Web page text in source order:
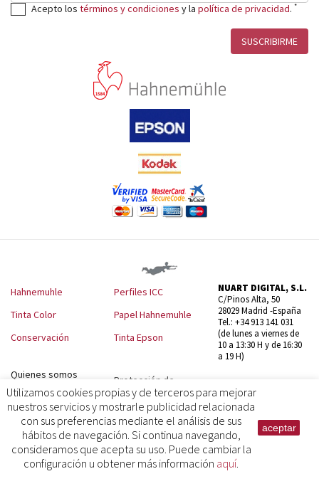
Acepto los términos y condiciones y la política de privacidad. *
Hahnemuhle
Tinta Color
Conservación
Perfiles ICC
Papel Hahnemuhle
Tinta Epson
Quienes somos
Contáctenos
Términos y
Condiciones
Aviso legal
Protección de
datos
Política de
privacidad
Política de cookies
NUART DIGITAL, S.L.
C/Pinos Alta, 50
28029 Madrid -España
Tel.: +34 913 141 031
(de lunes a viernes de
10 a 13:30 H y de 16:30
a 19 H)
Utilizamos cookies propias y de terceros para mejorar
nuestros servicios y mostrarle publicidad relacionada
con sus preferencias mediante el análisis de sus
hábitos de navegación. Si continua navegando,
consideramos que acepta su uso. Puede cambiar la
configuración u obtener más información aquí.
aceptar